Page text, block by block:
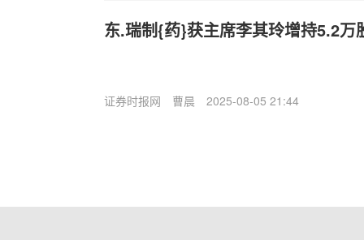
东.瑞制{药}获主席李其玲增持5.2万
证券时报网 曹晨 2025-08-05 21:44